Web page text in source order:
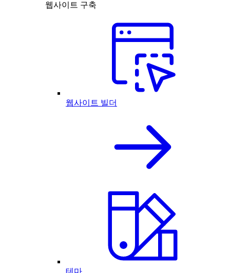
웹사이트 구축
웹사이트 빌더
테마